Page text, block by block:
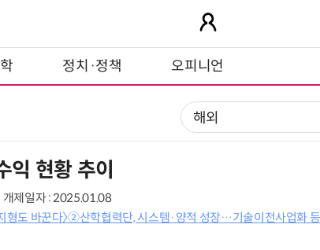
정치·정책 오피니언
익 현황 추이
개제일자 : 2025.01.08
형도 바꾼다〉②산학협력단, 시스템·양적 성장…기술이전사업화